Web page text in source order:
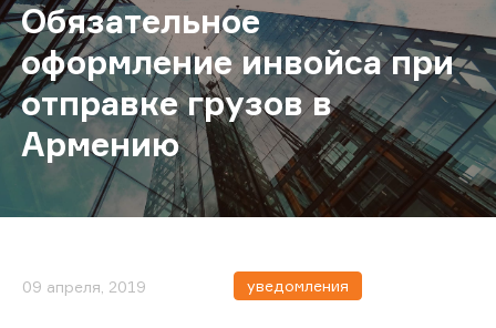
Обязательное
оформление инвойса при
отправке грузов в
Армению
09 апреля, 2019 уведомления